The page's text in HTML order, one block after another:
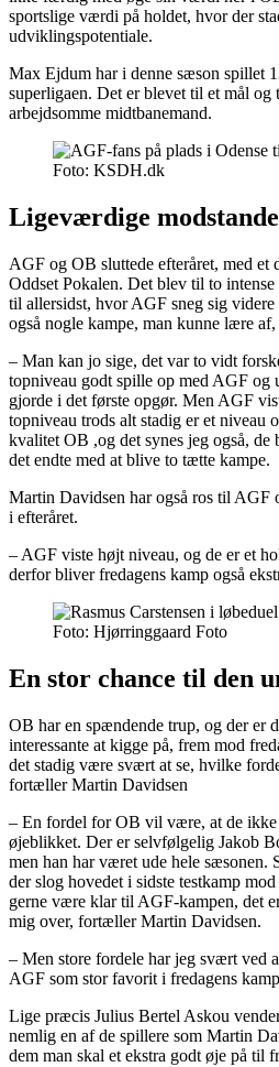
sportslige værdi på holdet, hvor der
udviklingspotentiale.
Max Ejdum har i denne sæson spillet
superligaen. Det er blevet til et mål og
arbejdsomme midtbanemand.
Foto: KSDH.dk
Ligeværdige
AGF og OB sluttede efteråret, med
Oddset Pokalen. Det blev til to
til allersidst, hvor AGF sneg sig
også nogle kampe, man kunne lære
– Man kan jo sige, det var to vidt
topniveau godt spille op med AGF og
gjorde i det første opgør. Men AGF
topniveau trods alt stadig er et niveau
kvalitet OB ,og det synes jeg også, de
det endte med at blive to tætte kampe.
Martin Davidsen har også ros til AGF
i efteråret.
– AGF viste højt niveau, og de er et
derfor bliver fredagens kamp også
Foto: Hjørringgaard Foto
En stor chance til den
OB har en spændende trup, og der er
interessante at kigge på, frem mod
det stadig være svært at se, hvilke
fortæller Martin Davidsen
– En fordel for OB vil være, at de ikke
øjeblikket. Der er selvfølgelig Jakob
men han har været ude hele sæsonen.
der slog hovedet i sidste testkamp
gerne være klar til AGF-kampen, det
mig over, fortæller Martin Davidsen.
– Men store fordele har jeg svært ved
AGF som stor favorit i fredagens
Lige præcis Julius Bertel Askou
nemlig en af de spillere som Martin
dem man skal et ekstra godt øje på til